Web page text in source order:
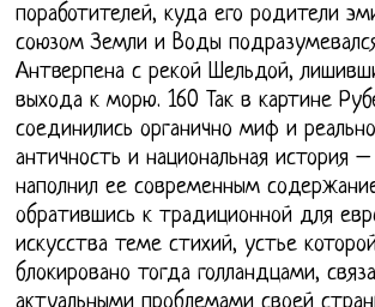
поработителей, куда его родители
союзом Земли и Воды
Антверпена с рекой Шельдой,
выхода к морю. 160 Так в картине
соединились органично миф и
античность и национальная история
наполнил ее современным
обратившись к традиционной для
искусства теме стихий, устье
блокировано тогда голландцами,